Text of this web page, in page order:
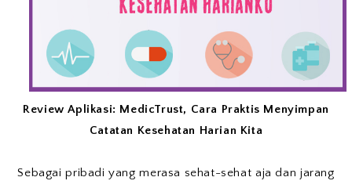
Review Aplikasi: MedicTrust, Cara Praktis Menyimpan
Catatan Kesehatan Harian Kita
Sebagai pribadi yang merasa sehat-sehat aja dan jarang